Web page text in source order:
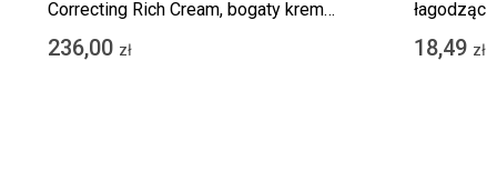
Correcting Rich Cream, bogaty krem
korygujący zmarszczki, 50 ml
236,00 zł
dzień,
18,49 zł